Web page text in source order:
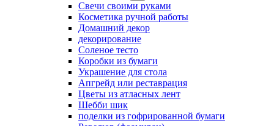
Свечи своими руками
Косметика ручной работы
Домашний декор
декорирование
Соленое тесто
Коробки из бумаги
Украшение для стола
Апгрейд или реставрация
Цветы из атласных лент
Шебби шик
поделки из гофрированной бумаги